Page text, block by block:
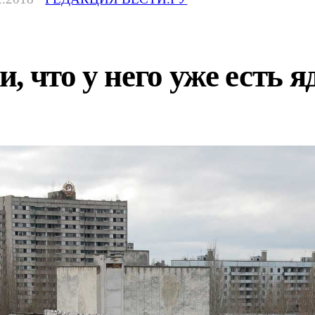
что у него уже есть